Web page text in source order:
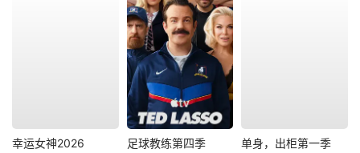
幸运女神2026 足球教练第四季 单身，出柜第一季